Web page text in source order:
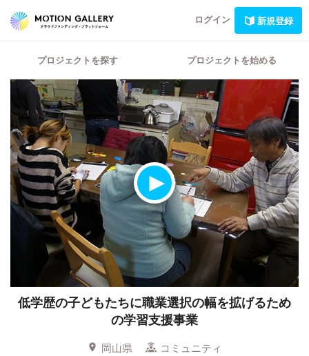
ログイン 新規登録
プロジェクトを探す プロジェクトを始める
低学歴の子どもたちに職業選択の幅を拡げるため
の学習支援事業
岡山県
コミュニティ